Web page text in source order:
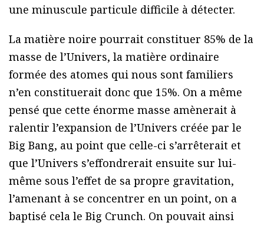
une minuscule particule difficile à détecter.
La matière noire pourrait constituer 85% de la
masse de l’Univers, la matière ordinaire
formée des atomes qui nous sont familiers
n’en constituerait donc que 15%. On a même
pensé que cette énorme masse amènerait à
ralentir l’expansion de l’Univers créée par le
Big Bang, au point que celle-ci s’arrêterait et
que l’Univers s’effondrerait ensuite sur lui-
même sous l’effet de sa propre gravitation,
l’amenant à se concentrer en un point, on a
baptisé cela le Big Crunch. On pouvait ainsi